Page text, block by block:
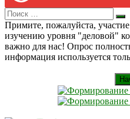
Search
for:
Примите, пожалуйста,
изучению уровня "деловой"
важно для нас! Опрос
информация используется